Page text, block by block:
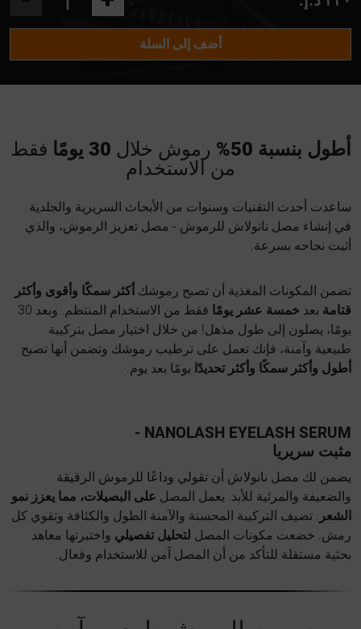
أضف إلى السلة
أطول بنسبة 50% رموش خلال 30 يومًا
فقط
من الاستخدام
ساعدت أحدث التقنيات وسنوات من الأبحاث السريرية والجلدية
في إنشاء مصل نانولاش للرموش - مصل تعزيز الرموش، والذي
أثبت نجاحه بسرعة.
تضمن المكونات المغذية أن تصبح رموشك أكثر سمكًا وأقوى وأكثر
قتامة بعد خمسة عشر يومًا
فقط من الاستخدام المنتظم. وبعد 30
يومًا، يصلون إلى طول مذهل! من خلال اختيار مصل بتركيبة
طبيعية وآمنة، فإنك تعمل على ترطيب رموشك وتضمن أنها تصبح
أطول وأكثر سمكًا وأكثر تحديدًا يومًا بعد يوم.
NANOLASH EYELASH SERUM -
مثبت سريريا
يضمن لك مصل نانولاش أن تقولي وداعًا للرموش الرقيقة
والضعيفة والمرئية للأبد. يعمل المصل على البصيلات، مما يعزز نمو
الشعر . تضيف التركيبة المحسنة والآمنة الطول والكثافة وتقوي كل
رمش. خضعت مكونات المصل لتحليل تفصيلي واختبرتها معاهد
بحثية مستقلة للتأكد من أن المصل آمن للاستخدام وفعال.